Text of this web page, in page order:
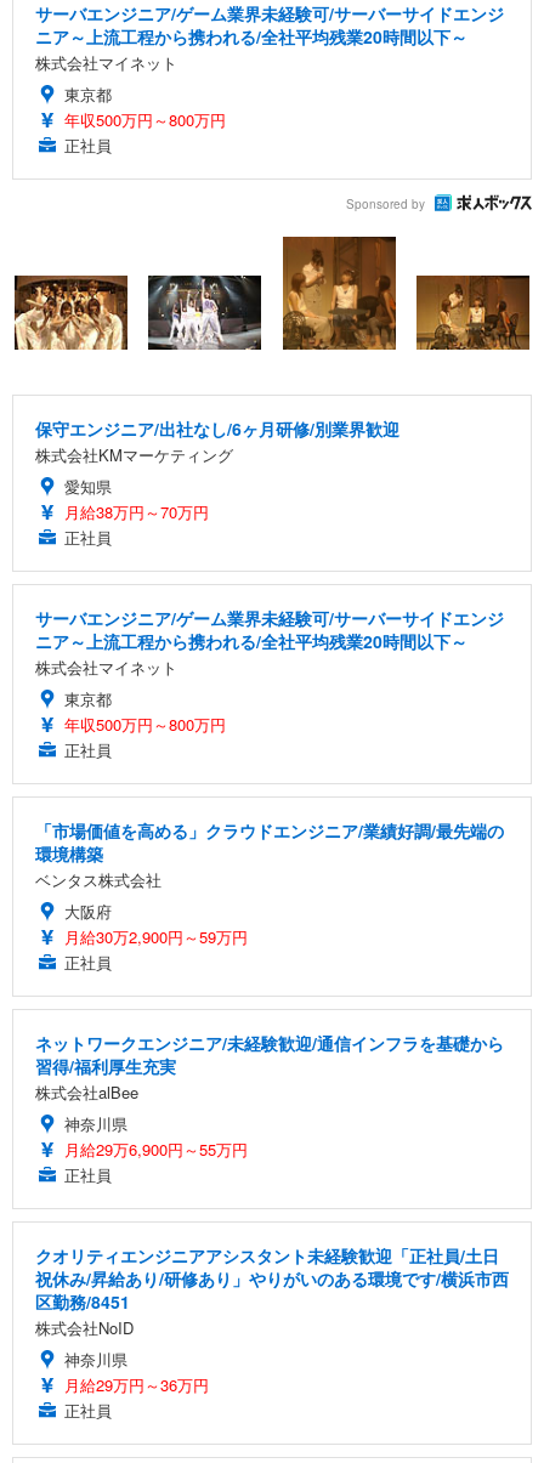
サーバエンジニア/ゲーム業界未経験可/サーバーサイドエンジ
ニア～上流工程から携われる/全社平均残業20時間以下～
株式会社マイネット
東京都
年収500万円～800万円
正社員
Sponsored by
保守エンジニア/出社なし/6ヶ月研修/別業界歓迎
株式会社KMマーケティング
愛知県
月給38万円～70万円
正社員
サーバエンジニア/ゲーム業界未経験可/サーバーサイドエンジ
ニア～上流工程から携われる/全社平均残業20時間以下～
株式会社マイネット
東京都
年収500万円～800万円
正社員
「市場価値を高める」クラウドエンジニア/業績好調/最先端の
環境構築
ベンタス株式会社
大阪府
月給30万2,900円～59万円
正社員
ネットワークエンジニア/未経験歓迎/通信インフラを基礎から
習得/福利厚生充実
株式会社alBee
神奈川県
月給29万6,900円～55万円
正社員
クオリティエンジニアアシスタント未経験歓迎「正社員/土日
祝休み/昇給あり/研修あり」やりがいのある環境です/横浜市西
区勤務/8451
株式会社NoID
神奈川県
月給29万円～36万円
正社員